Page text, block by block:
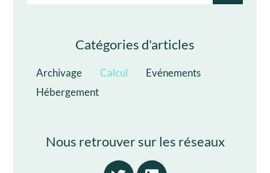
Catégories d'articles
Archivage Calcul
Evénements
Hébergement
Nous retrouver sur les réseaux